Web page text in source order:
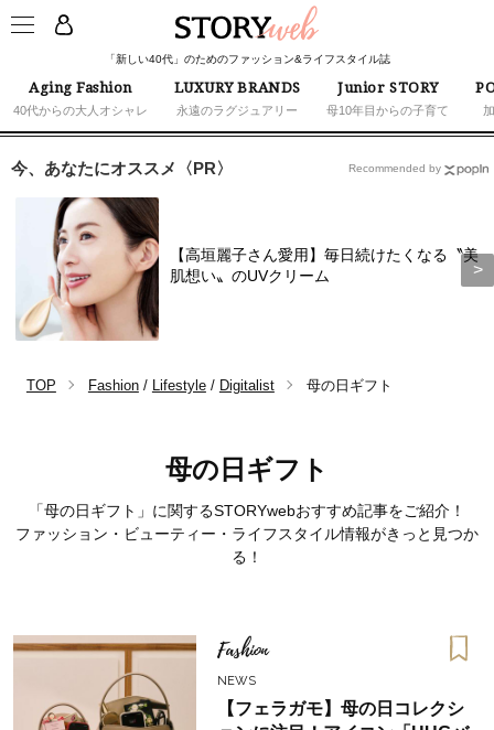
「新しい40代」のためのファッション&ライフスタイル誌
Aging Fashion
40代からの大人オシャレ
LUXURY BRANDS
永遠のラグジュアリー
Junior STORY
母10年目からの子育て
今、あなたにオススメ〈PR〉
【高垣麗子さん愛用】毎日続けたくなる〝美
肌想い〟のUVクリーム
Recommended by
TOP Fashion/ Lifestyle/ Digitalist 母の日ギフト
母の日ギフト
「母の日ギフト」に関するSTORYwebおすすめ記事をご紹介！
ファッション・ビューティー・ライフスタイル情報がきっと見つか
る！
Fashion
NEWS
【フェラガモ】母の日コレクシ